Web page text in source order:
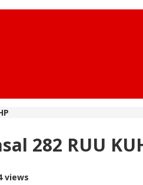
282 RUU
views